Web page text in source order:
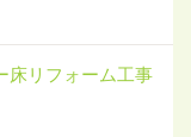
リフォーム工事